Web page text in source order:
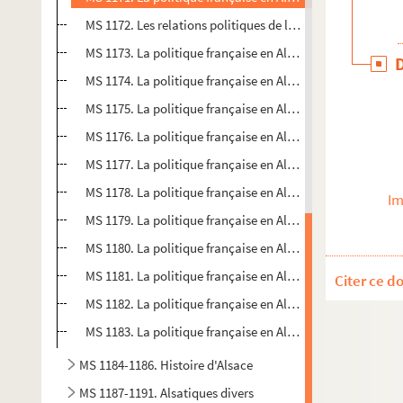
MS 1172. Les relations politiques de la France et de
MS 1173. La politique française en Allemagne dans la
MS 1174. La politique française en Allemagne dans la
MS 1175. La politique française en Allemagne 1583-1589 :
MS 1176. La politique française en Allemagne 1583-1589. IV
MS 1177. La politique française en Allemagne 1583-1589 :
MS 1178. La politique française en Allemagne XVIe-XVIIe
MS 1179. La politique française en Allemagne XVIe-XVIIe
MS 1180. La politique française en Allemagne XVIe-XVIIe
MS 1181. La politique française en Allemagne XVIIIe
MS 1182. La politique française en Allemagne XVIIIe
MS 1183. La politique française en Allemagne XVIIIe
MS 1184-1186. Histoire d'Alsace
MS 1187-1191. Alsatiques divers
Citer ce